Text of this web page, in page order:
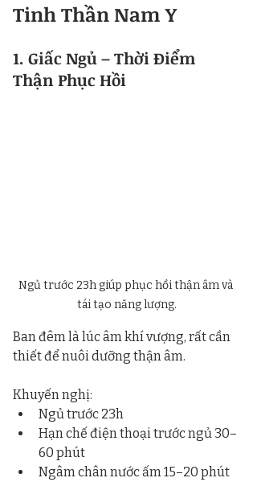
Tinh Thần Nam Y
1. Giấc Ngủ – Thời Điểm
Thận Phục Hồi
Ngủ trước 23h giúp phục hồi thận âm và
tái tạo năng lượng.
Ban đêm là lúc âm khí vượng, rất cần
thiết để nuôi dưỡng thận âm.
Khuyến nghị:
Ngủ trước 23h
Hạn chế điện thoại trước ngủ 30–
60 phút
Ngâm chân nước ấm 15–20 phút